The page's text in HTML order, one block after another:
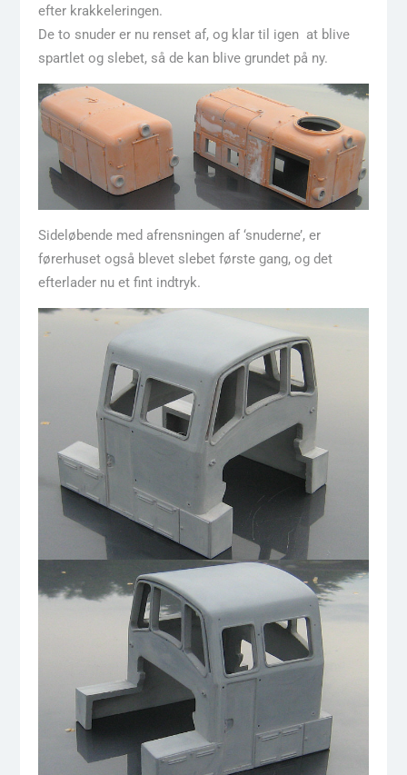
efter krakkeleringen.
De to snuder er nu renset af, og klar til igen at blive
spartlet og slebet, så de kan blive grundet på ny.
Sideløbende med afrensningen af ‘snuderne’, er
førerhuset også blevet slebet første gang, og det
efterlader nu et fint indtryk.